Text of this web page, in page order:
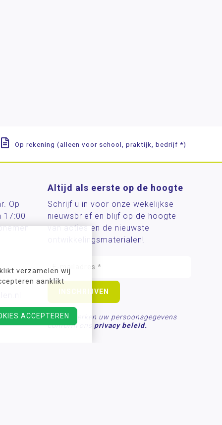
verzamelen wij
aanklikt
ACCEPTEREN
Op rekening (alleen voor school, praktijk, bedrijf *)
Op
17:00
Altijd als eerste op de hoogte
Schrijf u in voor onze wekelijkse
nieuwsbrief en blijf op de hoogte
van acties en de nieuwste
ontwikkelingsmaterialen!
Wij verwerken uw persoonsgegevens
conform ons privacy beleid.